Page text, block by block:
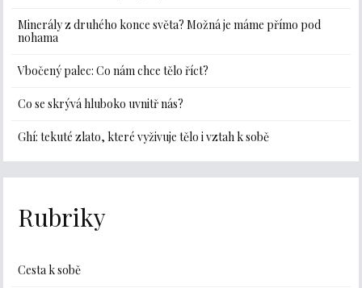
Minerály z druhého konce světa? Možná je máme přímo pod
nohama
Vbočený palec: Co nám chce tělo říct?
Co se skrývá hluboko uvnitř nás?
Ghí: tekuté zlato, které vyživuje tělo i vztah k sobě
Rubriky
Cesta k sobě